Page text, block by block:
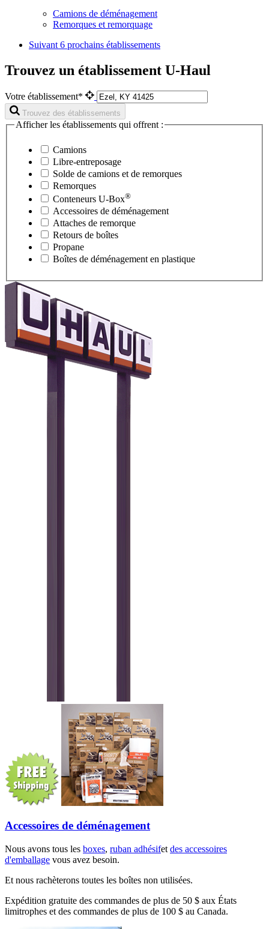
Camions de déménagement
Remorques et remorquage
Suivant 6 prochains établissements
Trouvez un établissement U-Haul
Votre établissement*
Trouvez des établissements
Afficher les établissements qui offrent :
Camions
Libre-entreposage
Solde de camions et de remorques
Remorques
Conteneurs U-Box®
Accessoires de déménagement
Attaches de remorque
Retours de boîtes
Propane
Boîtes de déménagement en plastique
Accessoires de déménagement
Nous avons tous les boxes, ruban adhésifet des accessoires
d'emballage vous avez besoin.
Et nous rachèterons toutes les boîtes non utilisées.
Expédition gratuite des commandes de plus de 50 $ aux États
limitrophes et des commandes de plus de 100 $ au Canada.